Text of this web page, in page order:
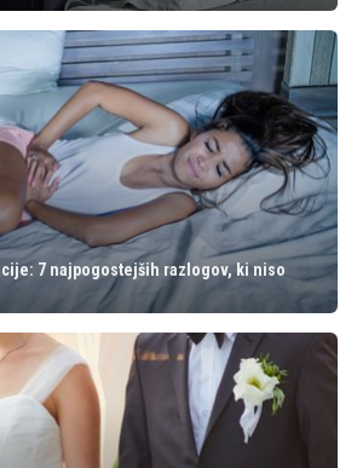
7 najpogostejših razlogov, ki niso